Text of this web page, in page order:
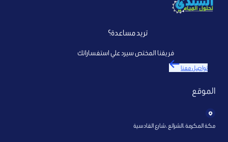
تريد مساعدة؟
فريقنا المختص سيرد علي استفساراتك
تواصل معنا
الموقع
مكة المكرمة ،الشرائع ،شارع القادسية